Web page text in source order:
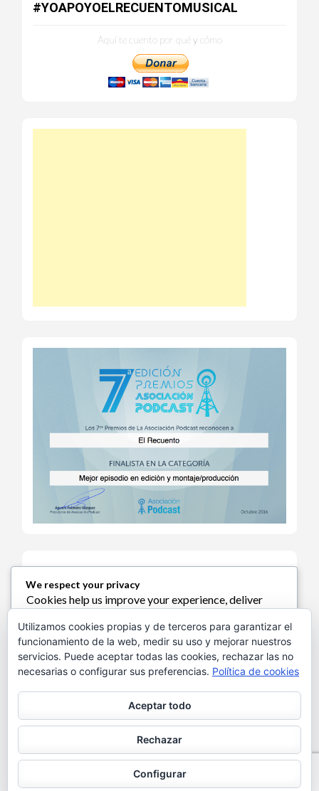
#YOAPOYOELRECUENTOMUSICAL
Aquí te cuento por qué y cómo
Política de Privacidad
We respect your privacy
Cookies help us improve your experience, deliver
choose which cookies to allow by clicking
Customize. Click Accept All to consent orReject
Allto decline non-essential cookies.
Customize
Reject All
Accept All
Powered by
Utilizamos cookies propias y de terceros para garantizar el
funcionamiento de la web, medir su uso y mejorar nuestros
servicios. Puede aceptar todas las cookies, rechazar las no
necesarias o configurar sus preferencias. Política de cookies
Aceptar todo
Rechazar
Configurar